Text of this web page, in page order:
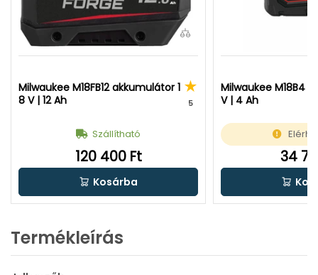
Milwaukee M18FB12 akkumulátor 1
8 V | 12 Ah
5
Szállítható
120 400 Ft
Kosárba
Milwaukee M18B4
V | 4 Ah
34
Termékleírás